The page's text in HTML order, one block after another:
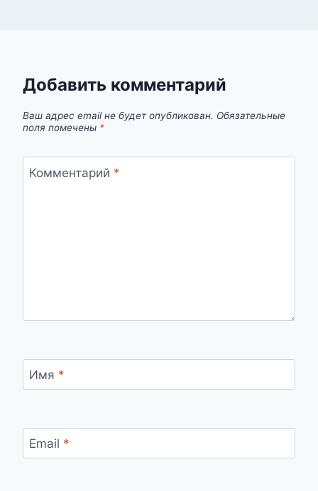
Добавить комментарий
Ваш адрес email не будет опубликован. Обязательные
поля помечены *
Комментарий *
Имя *
Email *